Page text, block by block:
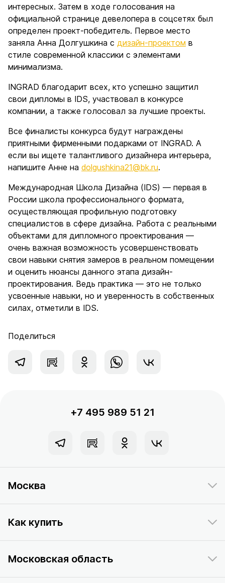
интересных. Затем в ходе голосования на
официальной странице девелопера в соцсетях был
определен проект-победитель. Первое место
заняла Анна Долгушкина с дизайн-проектом в
стиле современной классики с элементами
минимализма.
INGRAD благодарит всех, кто успешно защитил
свои дипломы в IDS, участвовал в конкурсе
компании, а также голосовал за лучшие проекты.
Все финалисты конкурса будут награждены
приятными фирменными подарками от INGRAD. А
если вы ищете талантливого дизайнера интерьера,
напишите Анне на dolgushkina21@bk.ru.
Международная Школа Дизайна (IDS) — первая в
России школа профессионального формата,
осуществляющая профильную подготовку
специалистов в сфере дизайна. Работа с реальными
объектами для дипломного проектирования —
очень важная возможность усовершенствовать
свои навыки снятия замеров в реальном помещении
и оценить нюансы данного этапа дизайн-
проектирования. Ведь практика — это не только
усвоенные навыки, но и уверенность в собственных
силах, отметили в IDS.
Поделиться
+7 495 989 51 21
Москва
Как купить
Московская область